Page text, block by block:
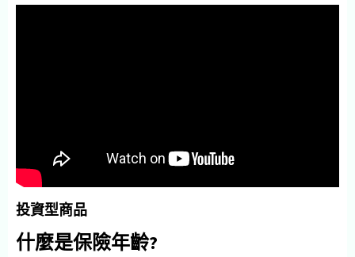
投資型商品
什麼是保險年齡?